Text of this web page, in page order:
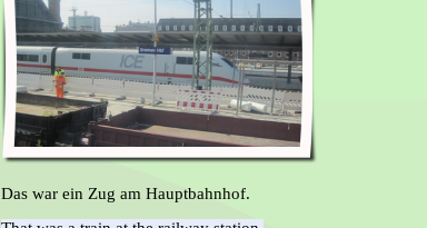
Das war ein Zug am Hauptbahnhof.